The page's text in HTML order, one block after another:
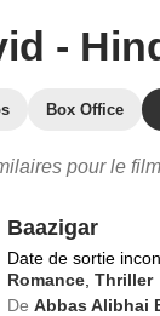
-
Box Office
pour le
Baazigar
Date de sortie
Romance ,Thriller
De Abbas Alibhai